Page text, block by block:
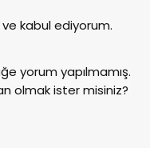
kabul ediyorum.
yorum yapılmamış.
olmak ister misiniz?